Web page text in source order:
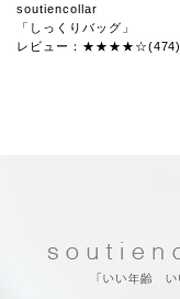
soutiencollar
「しっくりバッグ」
レビュー：★★★★☆(474)